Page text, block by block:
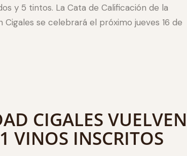
y 5 tintos. La Cata de Calificación de la
se celebrará el próximo jueves 16 de
CIGALES VUELVEN
VINOS INSCRITOS